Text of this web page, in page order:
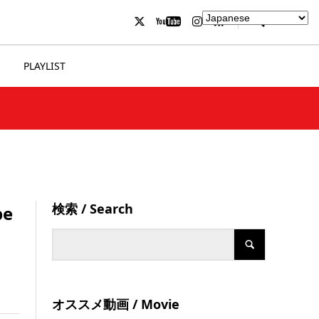
PLAYLIST
検索 / Search
オススメ動画 / Movie